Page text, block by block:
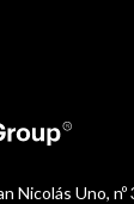
Nicolás Uno, nº